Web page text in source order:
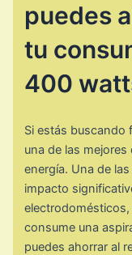
puedes
tu
400
Si estás buscando
una de las
energía. Una de
impacto
consume una
puedes ahorrar al